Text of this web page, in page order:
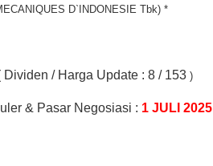
D`INDONESIE Tbk) *
Dividen / Harga Update : 8 / 153 )
& Pasar Negosiasi : 1 JULI 2025